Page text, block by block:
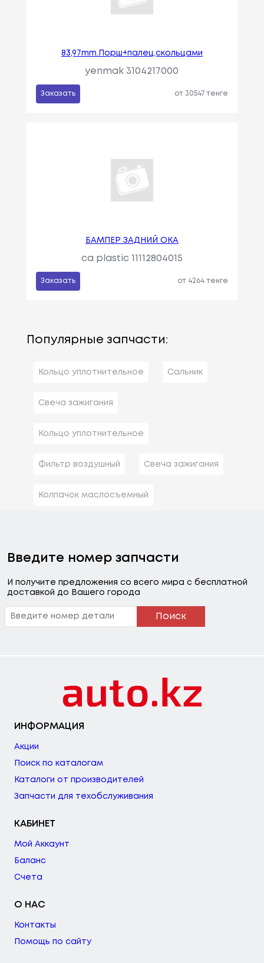
83,97mm.Порш+палец,скольцами
yenmak 3104217000
Заказать от 30547 тенге
БАМПЕР ЗАДНИЙ ОКА
ca plastic 11112804015
Заказать от 4264 тенге
Популярные запчасти:
Кольцо уплотнительное Сальник
Свеча зажигания
Кольцо уплотнительное
Фильтр воздушный Свеча зажигания
Колпачок маслосъемный
Введите номер запчасти
И получите предложения со всего мира с бесплатной
доставкой до Вашего города
Поиск
ИНФОРМАЦИЯ
Акции
Поиск по каталогам
Каталоги от производителей
Запчасти для техобслуживания
КАБИНЕТ
Мой Аккаунт
Баланс
Счета
О НАС
Контакты
Помощь по сайту